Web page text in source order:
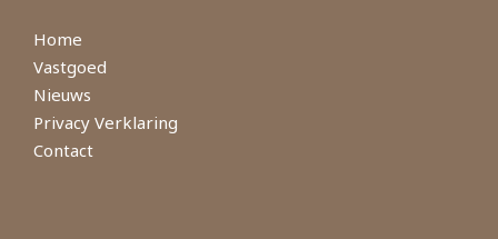
Home
Vastgoed
Nieuws
Privacy Verklaring
Contact